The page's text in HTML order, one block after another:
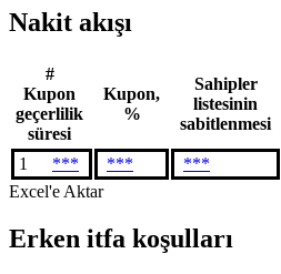
Nakit akışı
#
Kupon
geçerlilik
süresi
Kupon,
%
Sahipler
listesinin
sabitlenmesi
1 *** *** ***
Excel'e Aktar
Erken itfa koşulları